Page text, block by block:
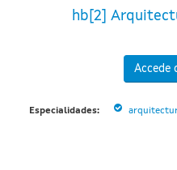
hb[2]
Accede
Especialidades: